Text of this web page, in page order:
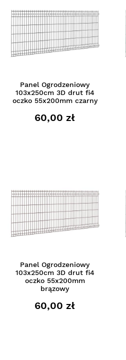
Panel Ogrodzeniowy
103x250cm 3D drut fi4
oczko 55x200mm czarny
60,00 zł
Panel Ogrodzeniowy
103x250cm 3D drut fi4
oczko 55x200mm
brązowy
60,00 zł